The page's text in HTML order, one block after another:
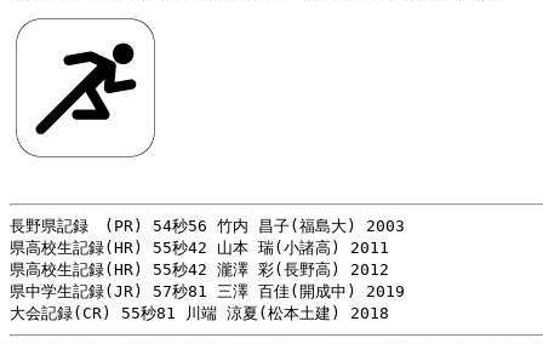
長野県記録　(PR) 54秒56 竹内 昌子(福島大) 2003
県高校生記録(HR) 55秒42 山本 瑞(小諸高) 2011
県高校生記録(HR) 55秒42 瀧澤 彩(長野高) 2012
県中学生記録(JR) 57秒81 三澤 百佳(開成中) 2019